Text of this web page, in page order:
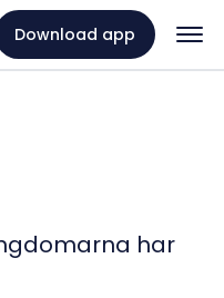
Download app
har